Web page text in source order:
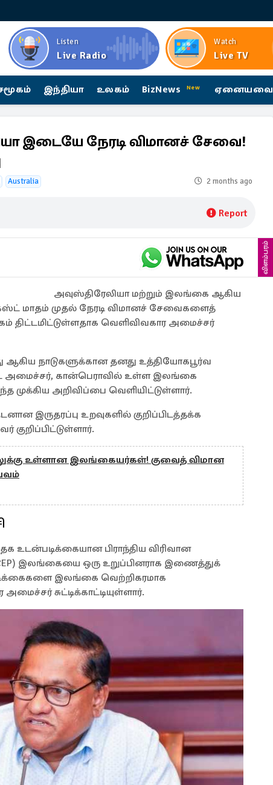
Listen
Live Radio
Watch
Live TV
இந்தியா உலகம் BizNews New ஏனையவை
இடையே நேரடி விமானச் சேவை!
Australia 2 months ago
Report
விளம்பரம்
அவுஸ்திரேலியா மற்றும் இலங்கை ஆகிய
மாதம் முதல் நேரடி விமானச் சேவைகளைத்
வெளிவிவகார அமைச்சர்
ஆகிய நாடுகளுக்கான தனது உத்தியோகபூர்வ
கான்பெராவில் உள்ள இலங்கை
முக்கிய அறிவிப்பை வெளியிட்டுள்ளார்.
இருதரப்பு உறவுகளில் குறிப்பிடத்தக்க
உள்ளான இலங்கையர்கள்! குவைத் விமான
உடன்படிக்கையான பிராந்திய விரிவான
இலங்கையை ஒரு உறுப்பினராக இணைத்துக்
இலங்கை வெற்றிகரமாக
சுட்டிக்காட்டியுள்ளார்.